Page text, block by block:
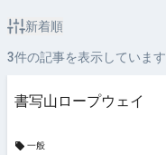
新着順
3件の記事を表示しています
書写山ロープウェイ
一般